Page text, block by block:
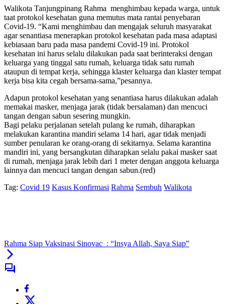
Walikota Tanjungpinang Rahma menghimbau kepada warga, untuk
taat protokol kesehatan guna memutus mata rantai penyebaran
Covid-19. “Kami menghimbau dan mengajak seluruh masyarakat
agar senantiasa menerapkan protokol kesehatan pada masa adaptasi
kebiasaan baru pada masa pandemi Covid-19 ini. Protokol
kesehatan ini harus selalu dilakukan pada saat berinteraksi dengan
keluarga yang tinggal satu rumah, keluarga tidak satu rumah
ataupun di tempat kerja, sehingga klaster keluarga dan klaster tempat
kerja bisa kita cegah bersama-sama,”pesannya.
Adapun protokol kesehatan yang senantiasa harus dilakukan adalah
memakai masker, menjaga jarak (tidak bersalaman) dan mencuci
tangan dengan sabun sesering mungkin.
Bagi pelaku perjalanan setelah pulang ke rumah, diharapkan
melakukan karantina mandiri selama 14 hari, agar tidak menjadi
sumber penularan ke orang-orang di sekitarnya. Selama karantina
mandiri ini, yang bersangkutan diharapkan selalu pakai masker saat
di rumah, menjaga jarak lebih dari 1 meter dengan anggota keluarga
lainnya dan mencuci tangan dengan sabun.(red)
Tag: Covid 19 Kasus Konfirmasi Rahma Sembuh Walikota
Rahma Siap Vaksinasi Sinovac : “Insya Allah, Saya Siap”